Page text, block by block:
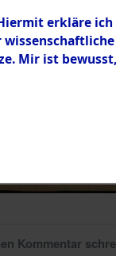
Kommentar
erkläre
Mir ist